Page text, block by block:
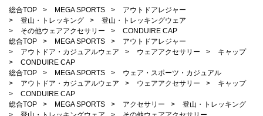
総合TOP > MEGA SPORTS >
アウトドアレジャー
>
登山・トレッキング >
登山・トレッキングウェア
>
その他ウェアアクセサリー >
CONDUIRE CAP
総合TOP
> MEGA SPORTS >
アウトドアレジャー
>
アウトドア・カジュアルウェア > ウェアアクセサリー >
キャップ
>
CONDUIRE CAP
総合TOP
> MEGA SPORTS >
ウェア・スポーツ・カジュアル
>
アウトドア・カジュアルウェア > ウェアアクセサリー >
キャップ
>
CONDUIRE CAP
総合TOP
> MEGA SPORTS > アクセサリー >
登山・トレッキング